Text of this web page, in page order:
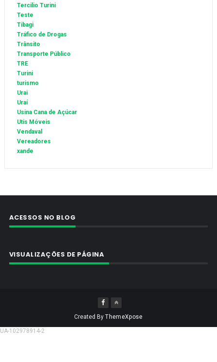
Tercilio Turini
Teste
Tibagi
Tráfico de Drogas
Trânsito
Transporte Público
TRE
Turini
turismo
Urai
Uraí
Usina Cana de Açúcar
Utis Móveis
Vendaval
Vereadores
xande
ACESSOS NO BLOG
VISUALIZAÇÕES DE PÁGINA
Created ByThemeXpose
UA-102978914-2